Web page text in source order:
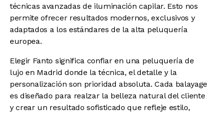
técnicas avanzadas de iluminación capilar. Esto nos
permite ofrecer resultados modernos, exclusivos y
adaptados a los estándares de la alta peluquería
europea.
Elegir Fanto significa confiar en una peluquería de
lujo en Madrid donde la técnica, el detalle y la
personalización son prioridad absoluta. Cada balayage
es diseñado para realzar la belleza natural del cliente
y crear un resultado sofisticado que refleje estilo,